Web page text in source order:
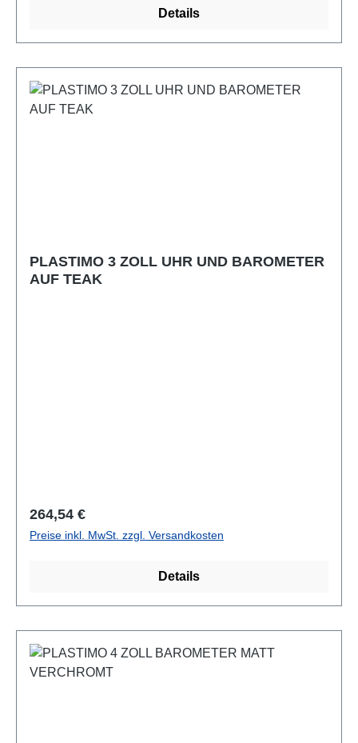
Details
PLASTIMO 3 ZOLL UHR UND BAROMETER
AUF TEAK
Regulärer Preis:
264,54 €
Preise inkl. MwSt. zzgl. Versandkosten
Details